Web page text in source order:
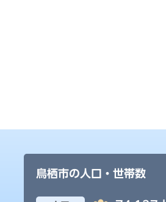
鳥栖市の人口・世帯数